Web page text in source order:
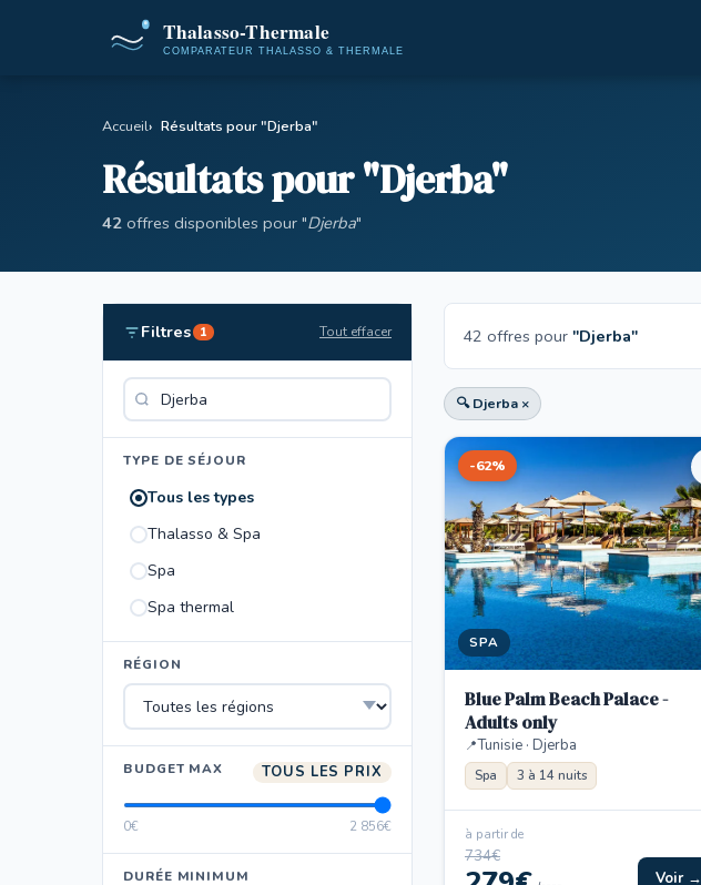
Accueil Résultats pour "Djerba"
Résultats pour "Djerba"
42 offres disponibles pour "Djerba"
Filtres 1 Tout effacer
TYPE DE SÉJOUR
Tous les types
Thalasso & Spa
Spa
Spa thermal
RÉGION
BUDGET MAX TOUS LES PRIX
0€ 2 856€
DURÉE MINIMUM
42 offres pour "Djerba"
🔍 Djerba ×
-62%
SPA
Blue Palm Beach Palace -
Adults only
Tunisie · Djerba
Spa 3 à 14 nuits
à partir de
734€
Voir →